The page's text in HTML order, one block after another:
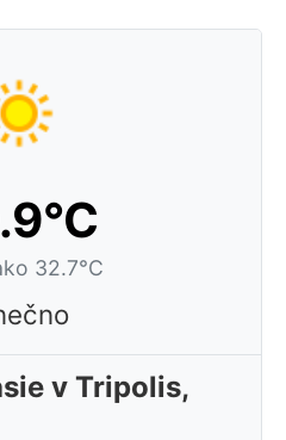
32.7°C
v Tripolis,